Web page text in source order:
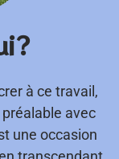
à ce travail,
avec
une occasion